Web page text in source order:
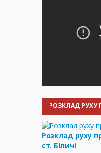
РОЗКЛАД РУХУ
Розклад руху
ст. Біличі